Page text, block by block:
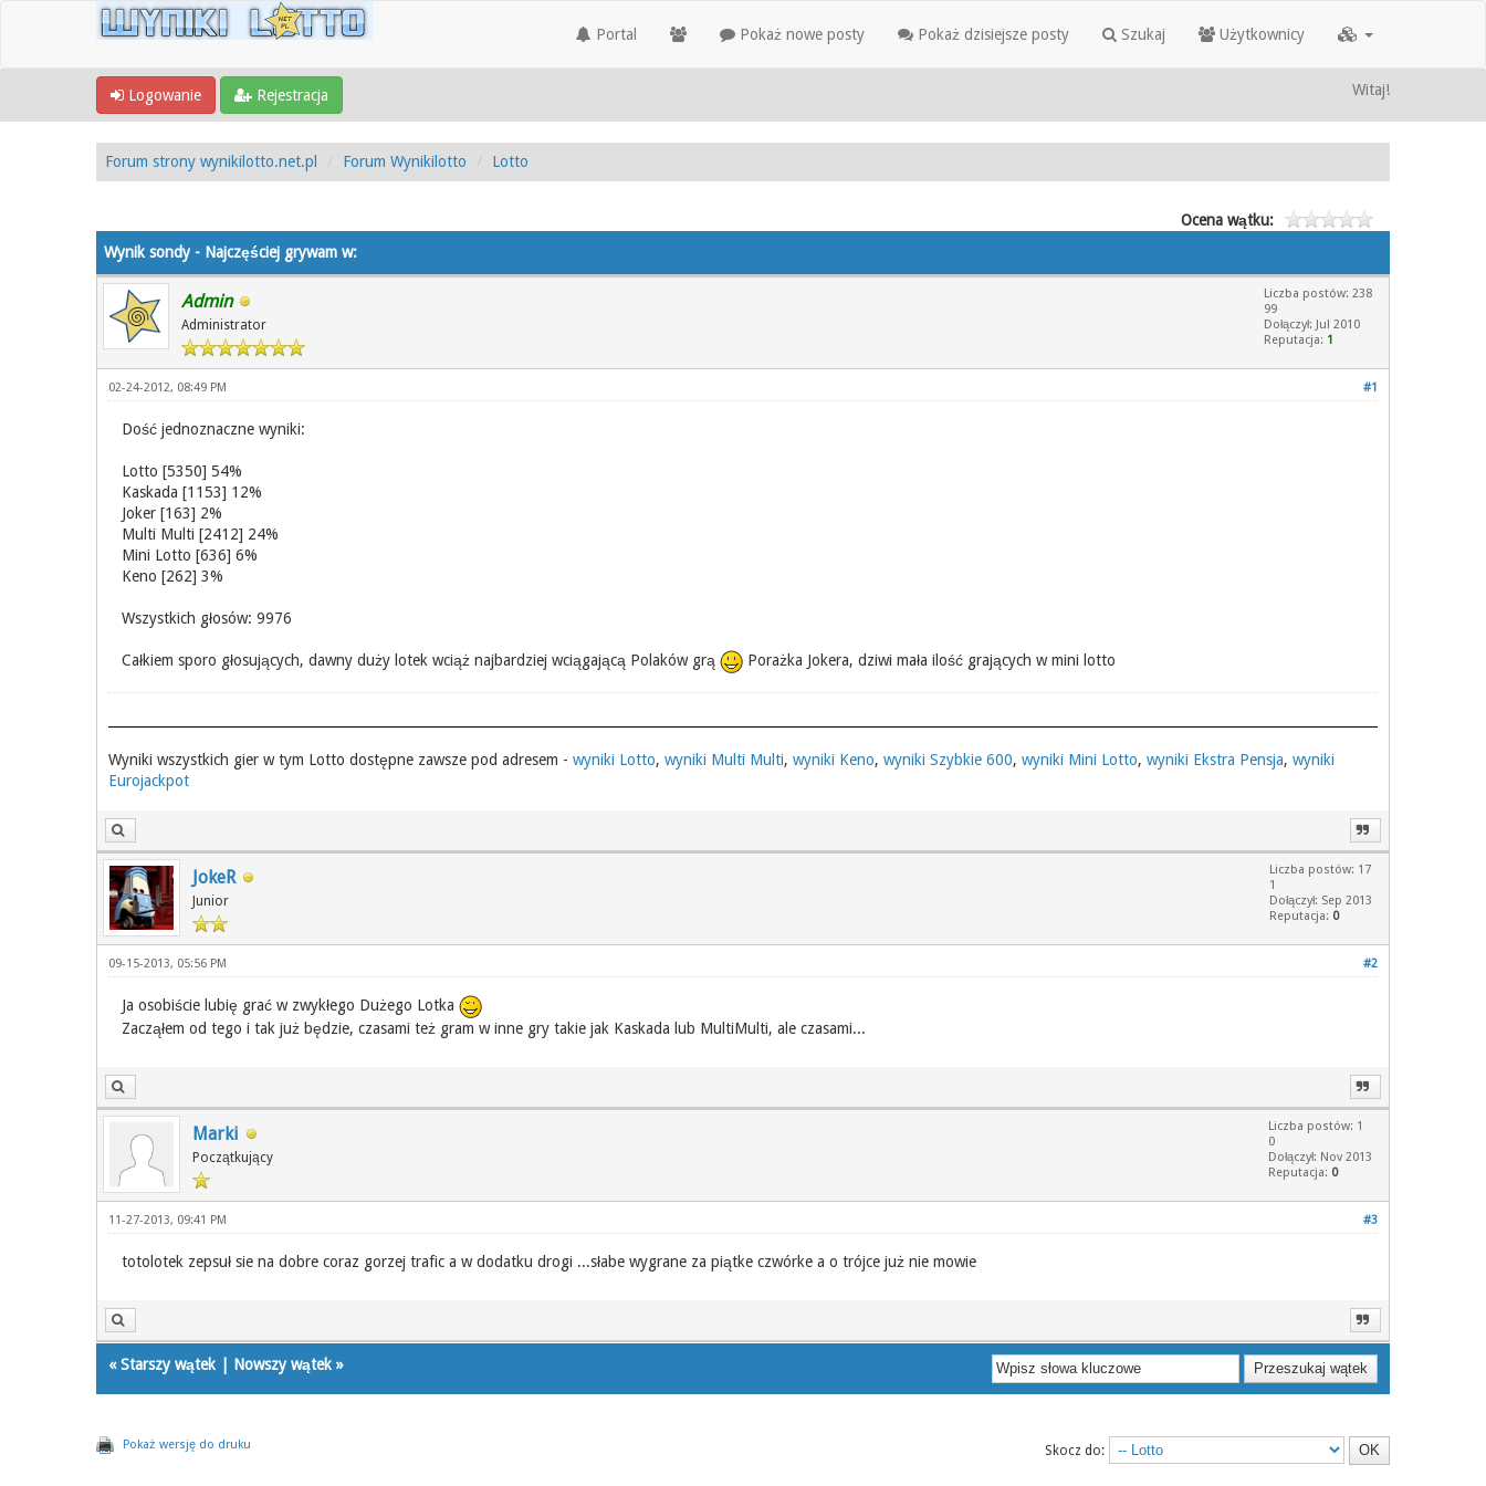
Portal Pokaż nowe posty Pokaż dzisiejsze posty Szukaj Użytkownicy
Logowanie Rejestracja Witaj!
Forum strony wynikilotto.net.pl Forum Wynikilotto Lotto
Ocena wątku:
Wynik sondy - Najczęściej grywam w:
Admin
Administrator
Liczba postów: 238
99
Dołączył: Jul 2010
Reputacja: 1
#1
02-24-2012, 08:49 PM
Dość jednoznaczne wyniki:
Lotto [5350] 54%
Kaskada [1153] 12%
Joker [163] 2%
Multi Multi [2412] 24%
Mini Lotto [636] 6%
Keno [262] 3%
Wszystkich głosów: 9976
Całkiem sporo głosujących, dawny duży lotek wciąż najbardziej wciągającą Polaków grą Porażka Jokera, dziwi mała ilość grających w mini lotto
Wyniki wszystkich gier w tym Lotto dostępne zawsze pod adresem - wyniki Lotto, wyniki Multi Multi, wyniki Keno, wyniki Szybkie 600, wyniki Mini Lotto, wyniki Ekstra Pensja, wyniki
Eurojackpot
JokeR
Junior
Liczba postów: 17
1
Dołączył: Sep 2013
Reputacja: 0
#2
09-15-2013, 05:56 PM
Ja osobiście lubię grać w zwykłego Dużego Lotka
Zacząłem od tego i tak już będzie, czasami też gram w inne gry takie jak Kaskada lub MultiMulti, ale czasami...
Marki
Początkujący
Liczba postów: 1
0
Dołączył: Nov 2013
Reputacja: 0
#3
11-27-2013, 09:41 PM
totolotek zepsuł sie na dobre coraz gorzej trafic a w dodatku drogi ...słabe wygrane za piątke czwórke a o trójce już nie mowie
«Starszy wątek Nowszy wątek »
Pokaż wersję do druku Skocz do: